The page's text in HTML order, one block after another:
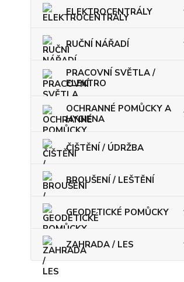
ELEKTROCENTRÁLY
RUČNÍ NÁŘADÍ
PRACOVNÍ SVĚTLA /
ELEKTRO
OCHRANNÉ POMŮCKY A
HYGIENA
ČIŠTĚNÍ / ÚDRŽBA
BROUŠENÍ / LEŠTĚNÍ
GEODETICKÉ POMŮCKY
ZAHRADA / LES